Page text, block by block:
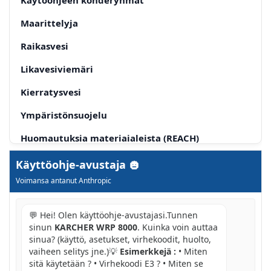
Maarittelyja
Raikasvesi
Likavesiviemäri
Kierratysvesi
Ympäristönsuojelu
Huomautuksia materiaialeista (REACH)
Varaosat
Turvaohjeet
Vaara
Varoitus
Käyttöohje-avustaja
Voimansa antanut Anthropic
💬 Hei! Olen käyttöohje-avustajasi.Tunnen
sinun KARCHER WRP 8000. Kuinka voin auttaa
sinua? (käyttö, asetukset, virhekoodit, huolto,
vaiheen selitys jne.)💡 Esimerkkejä : • Miten
sitä käytetään ? • Virhekoodi E3 ? • Miten se